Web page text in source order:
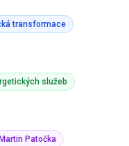
transformace
služeb
Martin Patočka